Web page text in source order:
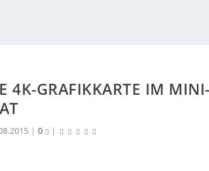
4K-GRAFIKKARTE IM
|0 |